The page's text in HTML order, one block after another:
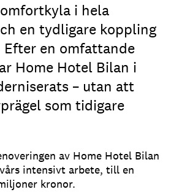
i hela
en tydligare koppling
en omfattande
Home Hotel Bilan i
– utan att
som tidigare
av Home Hotel Bilan
intensivt arbete, till en
kronor.